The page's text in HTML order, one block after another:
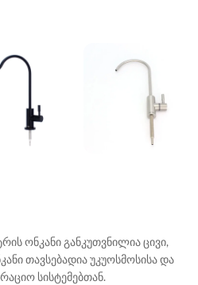
ონკანიგანკუთვნილიაცივი,
თავსებადიაუკუოსმოსისადა
სისტემებთან.